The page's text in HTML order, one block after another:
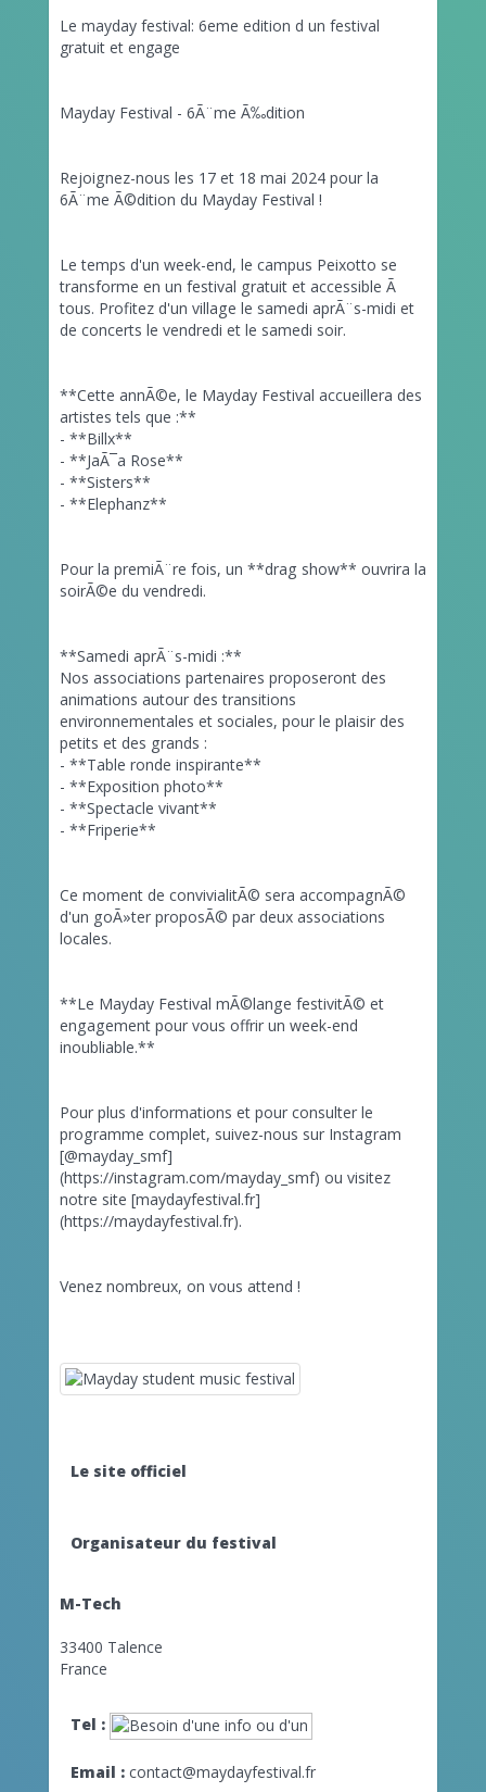
Le mayday festival: 6eme edition d un festival
gratuit et engage
Mayday Festival - 6Ã¨me Ã‰dition
Rejoignez-nous les 17 et 18 mai 2024 pour la
6Ã¨me Ã©dition du Mayday Festival !
Le temps d'un week-end, le campus Peixotto se
transforme en un festival gratuit et accessible Ã
tous. Profitez d'un village le samedi aprÃ¨s-midi et
de concerts le vendredi et le samedi soir.
**Cette annÃ©e, le Mayday Festival accueillera des
artistes tels que :**
- **Billx**
- **JaÃ¯a Rose**
- **Sisters**
- **Elephanz**
Pour la premiÃ¨re fois, un **drag show** ouvrira la
soirÃ©e du vendredi.
**Samedi aprÃ¨s-midi :**
Nos associations partenaires proposeront des
animations autour des transitions
environnementales et sociales, pour le plaisir des
petits et des grands :
- **Table ronde inspirante**
- **Exposition photo**
- **Spectacle vivant**
- **Friperie**
Ce moment de convivialitÃ© sera accompagnÃ©
d'un goÃ»ter proposÃ© par deux associations
locales.
**Le Mayday Festival mÃ©lange festivitÃ© et
engagement pour vous offrir un week-end
inoubliable.**
Pour plus d'informations et pour consulter le
programme complet, suivez-nous sur Instagram
[@mayday_smf]
(https://instagram.com/mayday_smf) ou visitez
notre site [maydayfestival.fr]
(https://maydayfestival.fr).
Venez nombreux, on vous attend !
Le site officiel
Organisateur du festival
M-Tech
33400 Talence
France
Tel :
Email : contact@maydayfestival.fr